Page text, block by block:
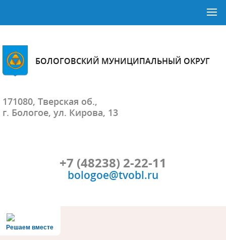
БОЛОГОВСКИЙ МУНИЦИПАЛЬНЫЙ ОКРУГ
171080, Тверская об.,
г. Бологое, ул. Кирова, 13
+7 (48238) 2-22-11
bologoe@tvobl.ru
Решаем вместе